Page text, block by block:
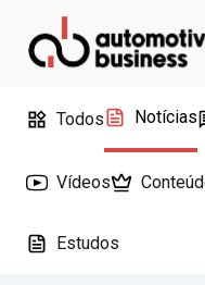
Todos Notícias
Vídeos
Estudos